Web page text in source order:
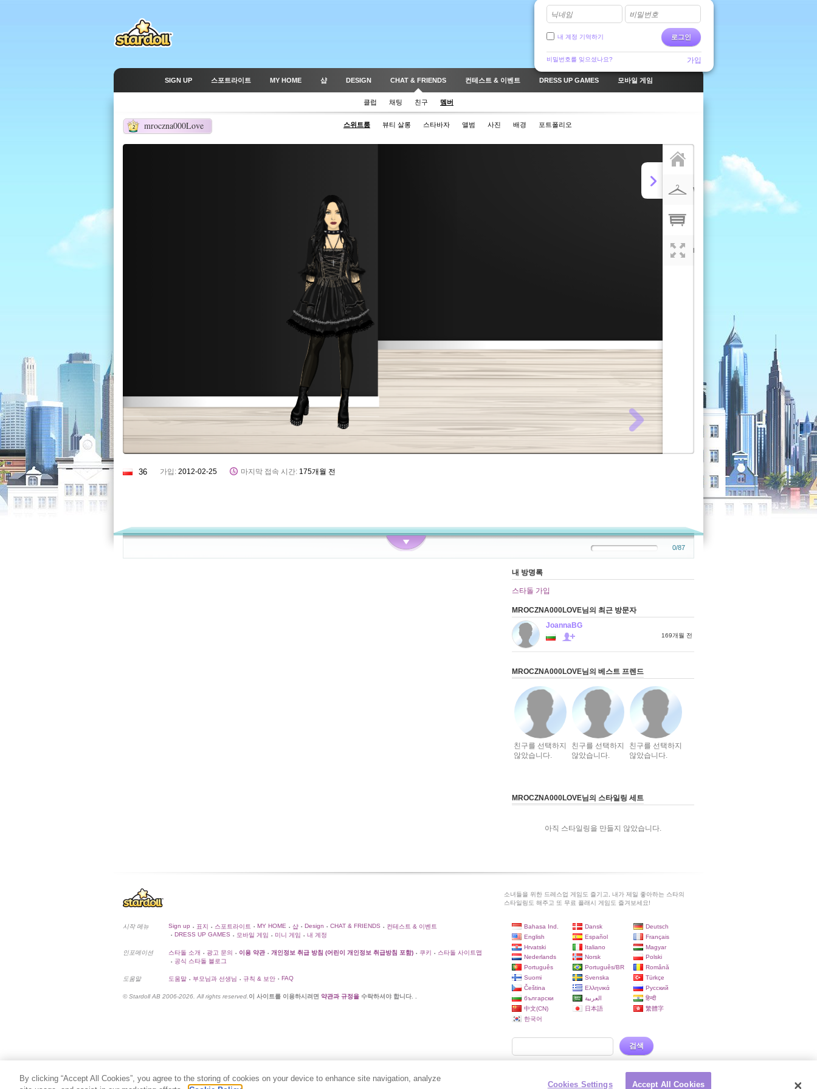
닉네임 비밀번호
로그인
내 계정 기억하기
비밀번호를 잊으셨나요? 가입
SIGN UP 스포트라이트 MY HOME 샵 DESIGN CHAT & FRIENDS 컨테스트 & 이벤트 DRESS UP GAMES 모바일 게임
클럽 채팅 친구 멤버
mroczna000Love
2 스위트룸 뷰티 살롱 스타바자 앨범 사진 배경 포트폴리오
36 가입: 2012-02-25 마지막 접속 시간: 175개월 전
0/87
내 방명록
스타돌 가입
MROCZNA000LOVE님의 최근 방문자
JoannaBG
169개월 전
MROCZNA000LOVE님의 베스트 프렌드
친구를 선택하지
않았습니다.
친구를 선택하지
않았습니다.
친구를 선택하지
않았습니다.
MROCZNA000LOVE님의 스타일링 세트
아직 스타일링을 만들지 않았습니다.
소녀들을 위한 드레스업 게임도 즐기고, 내가 제일 좋아하는 스타의
스타일링도 해주고 또 무료 플래시 게임도 즐겨보세요!
시작 메뉴 Sign up • 표지 • 스포트라이트 • MY HOME • 샵 • Design • CHAT & FRIENDS • 컨테스트 & 이벤트
• DRESS UP GAMES • 모바일 게임 • 미니 게임 • 내 계정
인포메이션 스타돌 소개 • 광고 문의 • 이용 약관 • 개인정보 취급 방침 (어린이 개인정보 취급방침 포함) • 쿠키 • 스타돌 사이트맵
• 공식 스타돌 블로그
도움말 도움말 • 부모님과 선생님 • 규칙 & 보안 • FAQ
© Stardoll AB 2006-2026. All rights reserved. 이 사이트를 이용하시려면 약관과 규정을 수락하셔야 합니다. .
Bahasa Ind. Dansk
Deutsch
English
Español
Français
Hrvatski
Italiano
Magyar
Nederlands
Norsk
Polski
Português
Português/BR
Română
Suomi
Svenska
Türkçe
Čeština
Ελληνικά
Русский
български
العربية
हिन्दी
中文(CN)
日本語
繁體字
한국어
검색
By clicking “Accept All Cookies”, you agree to the storing of cookies on your device to enhance site navigation, analyze
Cookies Settings Accept All Cookies